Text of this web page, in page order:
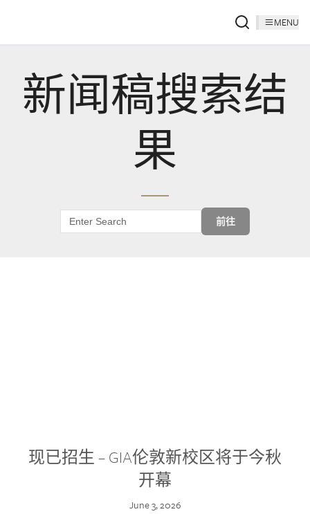
MENU
新闻稿搜索结
果
前往
现已招生 – GIA伦敦新校区将于今秋
开幕
June 3, 2026